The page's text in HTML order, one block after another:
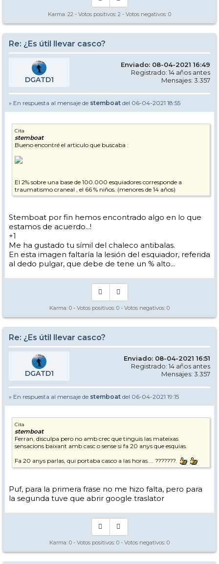
Karma: 22 - Votos positivos: 2 - Votos negativos: 0
Re: ¿Es útil llevar casco?
DGATD1
Enviado: 08-04-2021 16:49
Registrado: 14 años antes
Mensajes: 3.357
» En respuesta al mensaje de stemboat del 06-04-2021 18:55
Cita
stemboat
Bueno encontré el articulo que buscaba :
El 2% sobre una base de 100.000 esquiadores corresponde a
traumatismo craneal , el 66 % niños. (menores de 14 años)
Stemboat por fin hemos encontrado algo en lo que
estamos de acuerdo...!
+1
Me ha gustado tu símil del chaleco antibalas.
En esta imagen faltaría la lesión del esquiador, referida
al dedo pulgar, que debe de tene un % alto...
Karma: 0 - Votos positivos: 0 - Votos negativos: 0
Re: ¿Es útil llevar casco?
DGATD1
Enviado: 08-04-2021 16:51
Registrado: 14 años antes
Mensajes: 3.357
» En respuesta al mensaje de stemboat del 06-04-2021 19:15
Cita
stemboat
Ferran, disculpa pero no amb crec que tinguis las mateixas
sensacions baixant amb casc o sense si fa 20 anys que esquias.
Fa 20 anys parlas, qui portaba casco a las horas.... ???????.
Puf, para la primera frase no me hizo falta, pero para
la segunda tuve que abrir google traslator
Karma: 0 - Votos positivos: 0 - Votos negativos: 0